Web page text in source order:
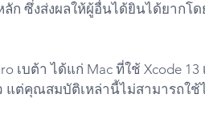
ซึ่งส่งผลให้ผู้อื่นได้ยินได้ยากโด
เบต้า ได้แก่ Mac ที่ใช้ Xcode 13
แต่คุณสมบัติเหล่านี้ไม่สามารถใช้